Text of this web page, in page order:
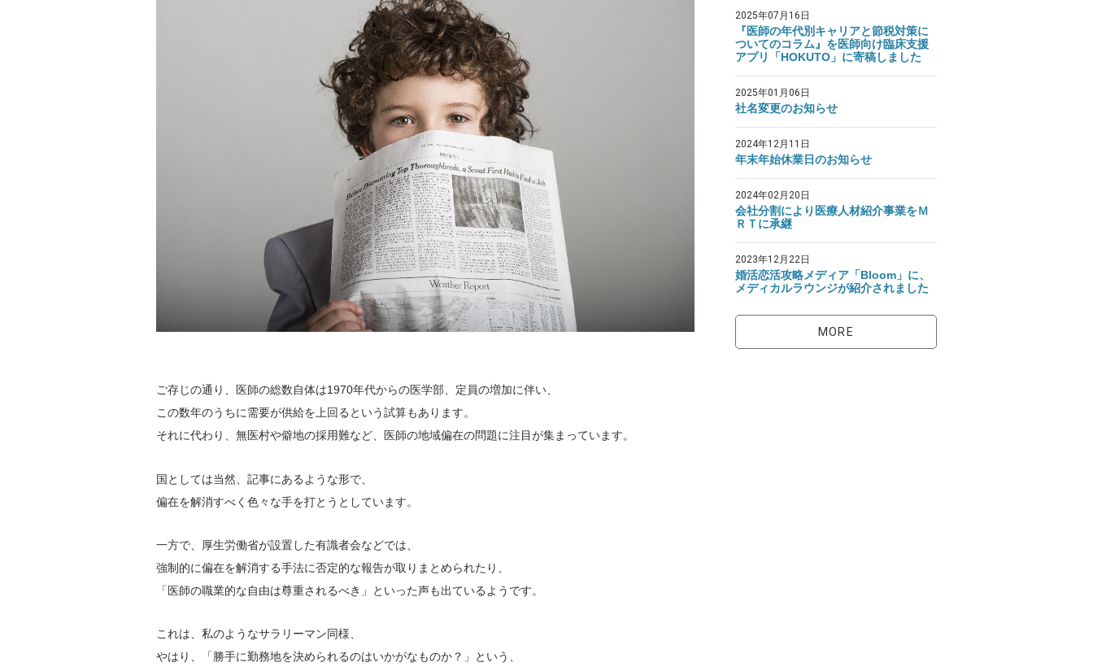
ご存じの通り、医師の総数自体は1970年代からの医学部、定員の増加に伴い、
この数年のうちに需要が供給を上回るという試算もあります。
それに代わり、無医村や僻地の採用難など、医師の地域偏在の問題に注目が集まっています。
国としては当然、記事にあるような形で、
偏在を解消すべく色々な手を打とうとしています。
一方で、厚生労働省が設置した有識者会などでは、
強制的に偏在を解消する手法に否定的な報告が取りまとめられたり、
「医師の職業的な自由は尊重されるべき」といった声も出ているようです。
これは、私のようなサラリーマン同様、
やはり、「勝手に勤務地を決められるのはいかがなものか？」という、
2025年07月16日
『医師の年代別キャリアと節税対策に
ついてのコラム』を医師向け臨床支援
アプリ「HOKUTO」に寄稿しました
2025年01月06日
社名変更のお知らせ
2024年12月11日
年末年始休業日のお知らせ
2024年02月20日
会社分割により医療人材紹介事業をＭ
ＲＴに承継
2023年12月22日
婚活恋活攻略メディア「Bloom」に、
メディカルラウンジが紹介されました
MORE